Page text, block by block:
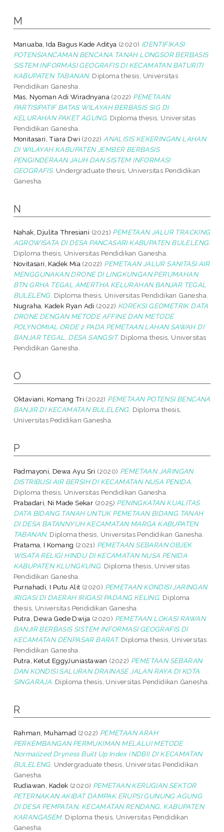
M
Manuaba, Ida Bagus Kade Aditya (2020) IDENTIFIKASI
POTENSIANCAMAN BENCANA TANAH LONGSOR BERBASIS
SISTEM INFORMASI GEOGRAFIS DI KECAMATAN BATURITI
KABUPATEN TABANAN. Diploma thesis, Universitas
Pendidikan Ganesha.
Mas, Nyoman Adi Wiradnyana (2022) PEMETAAN
PARTISIPATIF BATAS WILAYAH BERBASIS SIG DI
KELURAHAN PAKET AGUNG. Diploma thesis, Universitas
Pendidikan Ganesha.
Monitasari, Tiara Dwi (2022) ANALISIS KEKERINGAN LAHAN
DI WILAYAH KABUPATEN JEMBER BERBASIS
PENGINDERAAN JAUH DAN SISTEM INFORMASI
GEOGRAFIS. Undergraduate thesis, Universitas Pendidikan
Ganesha.
N
Nahak, Djulita Thresiani (2021) PEMETAAN JALUR TRACKING
AGROWISATA DI DESA PANCASARI KABUPATEN BULELENG.
Diploma thesis, Universitas Pendidikan Ganesha.
Novitasari, Kadek Mia (2022) PEMETAAN JALUR SANITASI AIR
MENGGUNAKAN DRONE DI LINGKUNGAN PERUMAHAN
BTN GRHA TEGAL AMERTHA KELURAHAN BANJAR TEGAL
BULELENG. Diploma thesis, Universitas Pendidikan Ganesha.
Nugraha, Kadek Ryan Adi (2022) KOREKSI GEOMETRIK DATA
DRONE DENGAN METODE AFFINE DAN METODE
POLYNOMIAL ORDE 2 PADA PEMETAAN LAHAN SAWAH DI
BANJAR TEGAL, DESA SANGSIT. Diploma thesis, Universitas
Pendidikan Ganesha.
O
Oktaviani, Komang Tri (2022) PEMETAAN POTENSI BENCANA
BANJIR DI KECAMATAN BULELENG. Diploma thesis,
Universitas Pedidikan Ganesha.
P
Padmayoni, Dewa Ayu Sri (2020) PEMETAAN JARINGAN
DISTRIBUSI AIR BERSIH DI KECAMATAN NUSA PENIDA.
Diploma thesis, Universitas Pendidikan Ganesha.
Prabadari, Ni Made Sekar (2025) PENINGKATAN KUALITAS
DATA BIDANG TANAH UNTUK PEMETAAN BIDANG TANAH
DI DESA BATANNYUH KECAMATAN MARGA KABUPATEN
TABANAN. Diploma thesis, Universitas Pendidikan Ganesha.
Pratama, I Komang (2021) PEMETAAN SEBARAN OBJEK
WISATA RELIGI HINDU DI KECAMATAN NUSA PENIDA
KABUPATEN KLUNGKUNG. Diploma thesis, Universitas
Pendidikan Ganesha.
Purnahadi, I Putu Alit (2020) PEMETAAN KONDISI JARINGAN
IRIGASI DI DAERAH IRIGASI PADANG KELING. Diploma
thesis, Universitas Pendidikan Ganesha.
Putra, Dewa Gede Dwija (2020) PEMETAAN LOKASI RAWAN
BANJIR BERBASIS SISTEM INFORMASI GEOGRAFIS DI
KECAMATAN DENPASAR BARAT. Diploma thesis, Universitas
Pendidikan Ganesha.
Putra, Ketut EggyJuniastawan (2022) PEMETAAN SEBARAN
DAN KONDISI SALURAN DRAINASE JALAN RAYA DI KOTA
SINGARAJA. Diploma thesis, Universitas Pendidikan Ganesha.
R
Rahman, Muhamad (2022) PEMETAAN ARAH
PERKEMBANGAN PERMUKIMAN MELALUI METODE
Normalized Dryness Built Up Index (NDBI) DI KECAMATAN
BULELENG. Undergraduate thesis, Universitas Pendidikan
Ganesha.
Rudiawan, Kadek (2020) PEMETAAN KERUGIAN SEKTOR
PETERNAKAN AKIBAT DAMPAK ERUPSI GUNUNG AGUNG
DI DESA PEMPATAN, KECAMATAN RENDANG, KABUPATEN
KARANGASEM. Diploma thesis, Universitas Pendidikan
Ganesha.